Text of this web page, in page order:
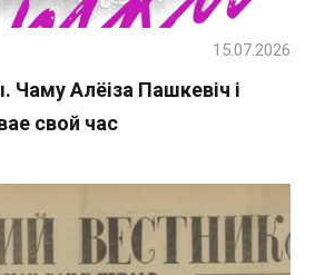
Чаму Алёіза Пашкевіч і
свой час
15.07.2026